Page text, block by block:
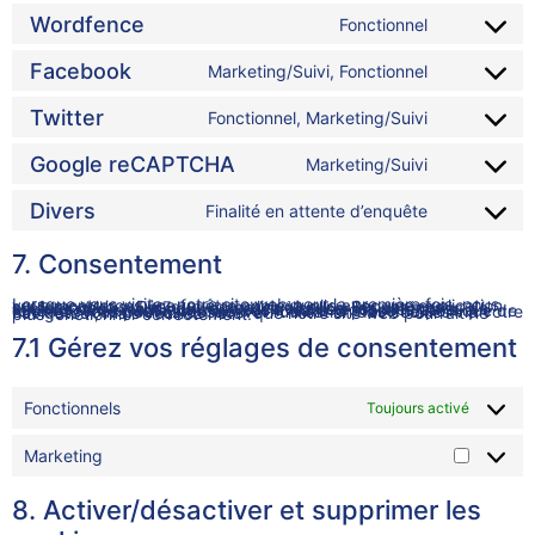
Wordfence Fonctionnel
Facebook Marketing/Suivi, Fonctionnel
Twitter Fonctionnel, Marketing/Suivi
Google reCAPTCHA Marketing/Suivi
Divers Finalité en attente d’enquête
7. Consentement
Lorsque vous visitez notre site web pour la première fois, nous vous montrerons une fenêtre contextuelle avec une explication sur les cookies. Dès que vous cliquez sur « Sauver mes préferences » vous nous autorisez à utiliser les catégories de cookies et d’extensions que vous avez sélectionnés dans la fenêtre contextuelle, comme décrit dans la présente politique de cookies. Vous pouvez désactiver l’utilisation des cookies via votre navigateur, mais veuillez noter que notre site web pourrait ne plus fonctionner correctement.
7.1 Gérez vos réglages de consentement
Fonctionnels Toujours activé
Marketing
8. Activer/désactiver et supprimer les